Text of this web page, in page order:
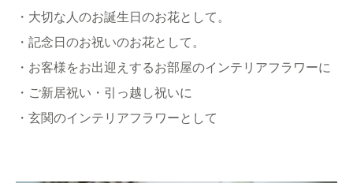
・大切な人のお誕生日のお花として。
・記念日のお祝いのお花として。
・お客様をお出迎えするお部屋のインテリアフラワーに
・ご新居祝い・引っ越し祝いに
・玄関のインテリアフラワーとして